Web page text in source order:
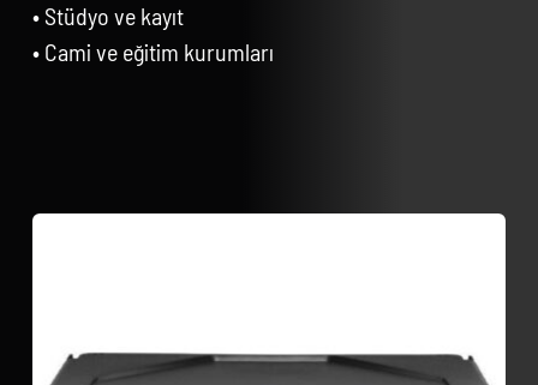
• Stüdyo ve kayıt
• Cami ve eğitim kurumları